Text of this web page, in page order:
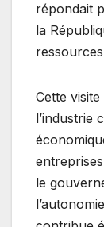
répondait
la
Cette
l’industrie
le